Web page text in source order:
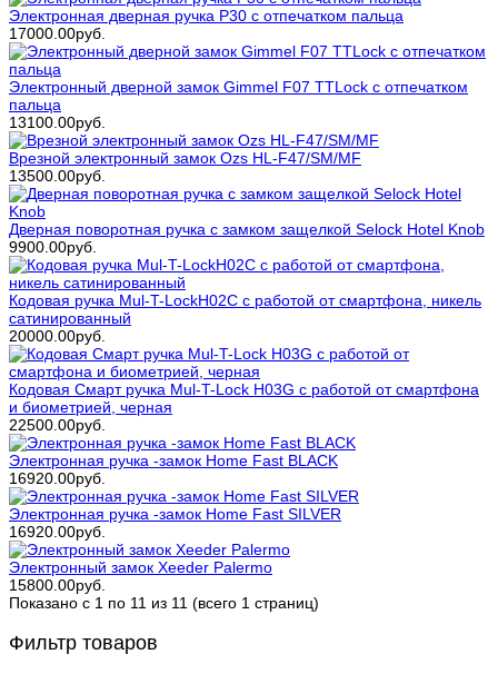
Электронная дверная ручка P30 с отпечатком пальца
17000.00руб.
Электронный дверной замок Gimmel F07 TTLock с отпечатком
пальца
13100.00руб.
Врезной электронный замок Ozs HL-F47/SM/MF
13500.00руб.
Дверная поворотная ручка с замком защелкой Selock Hotel Knob
9900.00руб.
Кодовая ручка Mul-T-LockH02C с работой от смартфона, никель
сатинированный
20000.00руб.
Кодовая Смарт ручка Mul-T-Lock H03G с работой от смартфона
и биометрией, черная
22500.00руб.
Электронная ручка -замок Home Fast BLACK
16920.00руб.
Электронная ручка -замок Home Fast SILVER
16920.00руб.
Электронный замок Xeeder Palermo
15800.00руб.
Показано с 1 по 11 из 11 (всего 1 страниц)
Фильтр товаров